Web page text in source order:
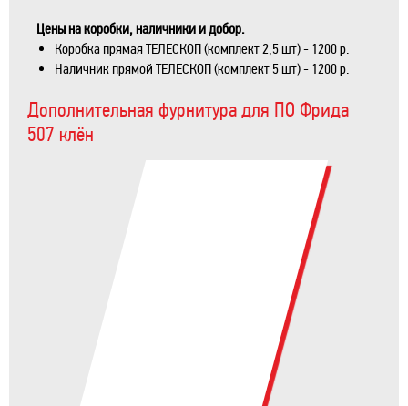
Цены на коробки, наличники и добор.
Коробка прямая ТЕЛЕСКОП (комплект 2,5 шт) - 1200 р.
Наличник прямой ТЕЛЕСКОП (комплект 5 шт) - 1200 р.
Дополнительная фурнитура для ПО Фрида
507 клён